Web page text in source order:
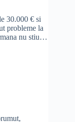
30.000 € si
probleme la
nu stiu…
,